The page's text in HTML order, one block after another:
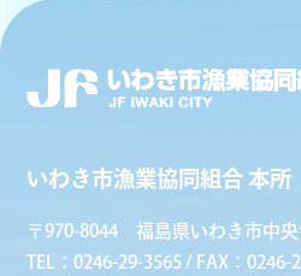
いわき市漁業協同組合 本所
〒970-8044 福島県いわき市中央
TEL：0246-29-3565 / FAX：0246-